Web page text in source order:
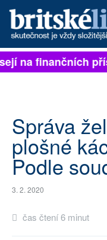
PŘIHLÁSIT
ARCHIV
ROZHOVORY
TÉMATA
na finančních
Správa
plošné
Podle
3. 2. 2020
čas čtení 6 minut